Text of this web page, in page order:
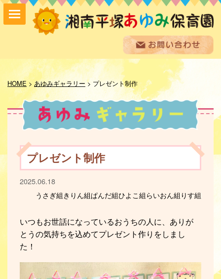
HOME> あゆみギャラリー> プレゼント制作
プレゼント制作
2025.06.18
うさぎ組きりん組ぱんだ組ひよこ組らいおん組 りす組
いつもお世話になっているおうちの人に、ありが
とうの気持ちを込めてプレゼント作りをしまし
た！
保育方針
園の紹介
保育内容
入園案内
採用情報
お問い合わせ
お知らせ
あゆみ便り
給食室だより
あゆみギャラリー
プライバシーポリシー